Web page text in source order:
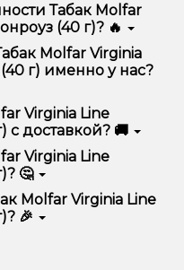
Табак Molfar
(40 г)? 🔥
Монроуз (40 г)
удобством
Molfar Virginia
г) именно у нас?
продукцию,
цены и быструю
регулярные акции и
Virginia Line
с доставкой? 🚚
кликов:
Virginia Line Хрупкая
заказа.
мы быстро отправим его
Virginia Line
🤔
– например,
размер, материал и тип
и вкус. Наши
Molfar Virginia Line
🎉
Следите за